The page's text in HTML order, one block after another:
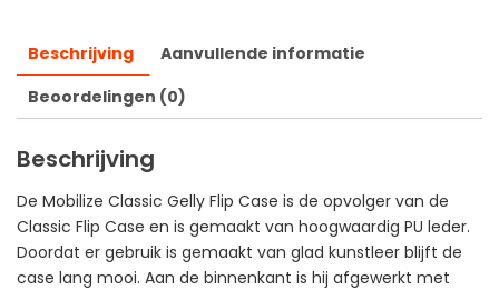
Beschrijving
Aanvullende informatie
Beoordelingen (0)
Beschrijving
De Mobilize Classic Gelly Flip Case is de opvolger van de
Classic Flip Case en is gemaakt van hoogwaardig PU leder.
Doordat er gebruik is gemaakt van glad kunstleer blijft de
case lang mooi. Aan de binnenkant is hij afgewerkt met